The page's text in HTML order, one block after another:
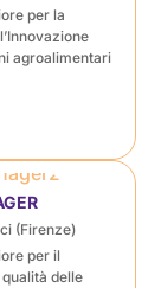
per la
agroalimentari
(Firenze)
per il
delle